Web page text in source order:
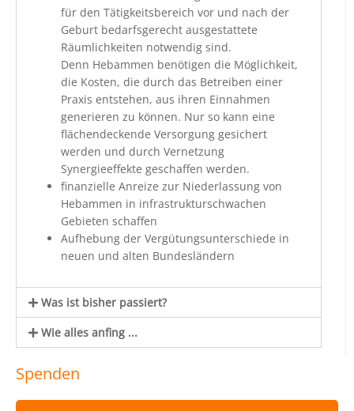
für den Tätigkeitsbereich vor und nach der
Geburt bedarfsgerecht ausgestattete
Räumlichkeiten notwendig sind.
Denn Hebammen benötigen die Möglichkeit,
die Kosten, die durch das Betreiben einer
Praxis entstehen, aus ihren Einnahmen
generieren zu können. Nur so kann eine
flächendeckende Versorgung gesichert
werden und durch Vernetzung
Synergieeffekte geschaffen werden.
finanzielle Anreize zur Niederlassung von
Hebammen in infrastrukturschwachen
Gebieten schaffen
Aufhebung der Vergütungsunterschiede in
neuen und alten Bundesländern
Was ist bisher passiert?
Wie alles anfing ...
Spenden